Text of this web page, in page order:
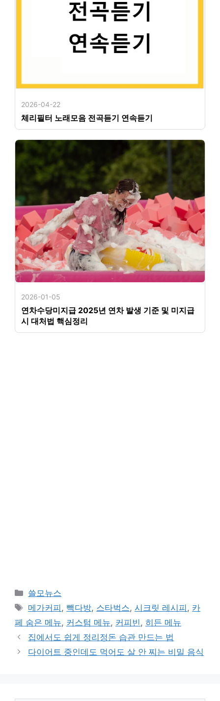
2026-04-22
체리필터 노래모음 전곡듣기 연속듣기
2026-01-05
연차수당미지급 2025년 연차 발생 기준 및 미지급
시 대처법 핵심정리
카
테
고
리
쓸모뉴스
태
그
메가커피 , 빽다방, 스타벅스,시크릿 레시피 , 카
페 숨은 메뉴, 커스텀 메뉴, 커피빈 , 히든 메뉴
집에서도 쉽게 정리정돈 습관 만드는 법
다이어트 중인데도 먹어도 살 안 찌는 비밀 음식